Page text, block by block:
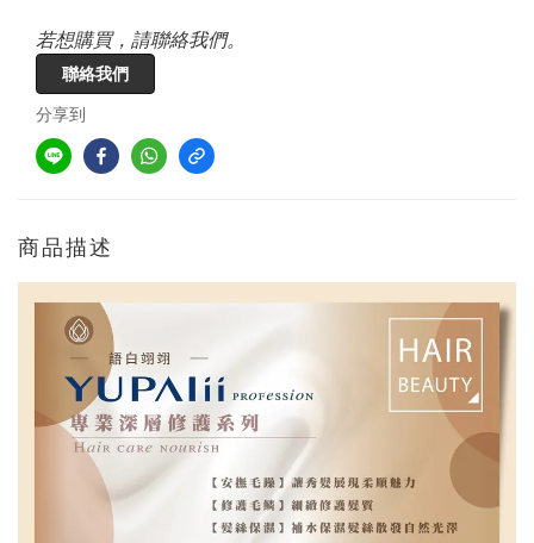
若想購買，請聯絡我們。
聯絡我們
分享到
商品描述